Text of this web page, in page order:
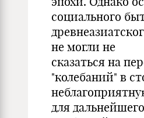
социального
не могли не
сказаться на
"колебаний" в
для